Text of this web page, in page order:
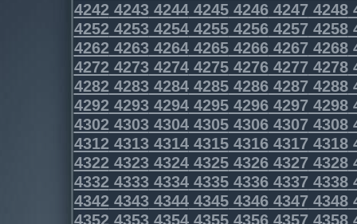
4242424342444245424642474248
4252425342544255425642574258
4262426342644265426642674268
4272427342744275427642774278
4282428342844285428642874288
4292429342944295429642974298
4302430343044305430643074308
4312431343144315431643174318
4322432343244325432643274328
4332433343344335433643374338
4342434343444345434643474348
4352435343544355435643574358